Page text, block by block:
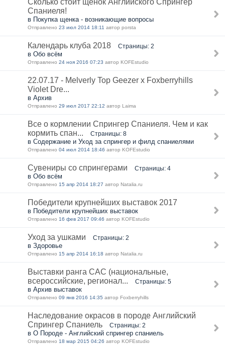
Сколько стоит щенок Английского Спрингер
Спаниеля!
в Покупка щенка - возникающие вопросы
Отправлено 23 июл 2014 18:11 автор porsta
Календарь клуба 2018 Страницы: 2
в Обо всём
Отправлено 24 ноя 2016 07:23 автор KOFEstudio
22.07.17 - Melverly Top Geezer x Foxberryhills
Violet Dre...
в Архив
Отправлено 29 июл 2017 22:12 автор Laima
Все о кормлении Спрингер Спаниеля. Чем и как
кормить спан...
Страницы: 8
в Содержание и Уход за спрингер и филд спаниелями
Отправлено 04 июл 2014 18:46 автор KOFEstudio
Сувениры со спрингерами Страницы: 4
в Обо всём
Отправлено 15 апр 2014 18:27 автор Natalia.ru
Победители крупнейших выставок 2017
в Победители крупнейших выставок
Отправлено 16 фев 2017 09:46 автор KOFEstudio
Уход за ушками Страницы: 2
в Здоровье
Отправлено 15 апр 2014 16:18 автор Natalia.ru
Выставки ранга САС (национальные,
всероссийские, регионал...
Страницы: 5
в Архив выставок
Отправлено 09 янв 2016 14:35 автор Foxberryhills
Наследование окрасов в породе Английский
Спрингер Спаниель
Страницы: 2
в О Породе - Английский спрингер спаниель
Отправлено 18 мар 2015 04:26 автор KOFEstudio